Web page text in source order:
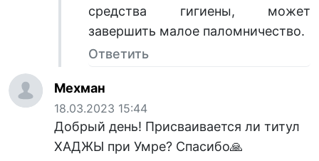
средства гигиены, может
завершить малое паломничество.
Ответить
Мехман
18.03.2023 15:44
Добрый день! Присваивается ли титул
ХАДЖЫ при Умре? Спасибо🙏